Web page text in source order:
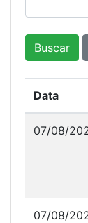
Buscar
Data
07/08/
07/08/